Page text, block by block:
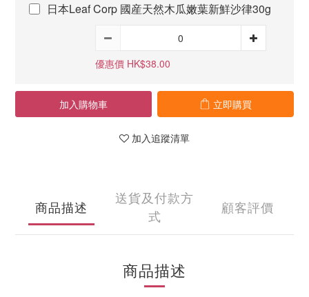
日本Leaf Corp 國産天然木瓜嫩葉新鮮沙律30g
優惠價 HK$38.00
加入購物車 立即購買
加入追蹤清單
商品描述
送貨及付款方
式
顧客評價
商品描述